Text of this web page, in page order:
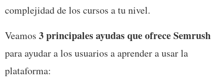
complejidad de los cursos a tu nivel.
Veamos 3 principales ayudas que ofrece Semrush
para ayudar a los usuarios a aprender a usar la
plataforma: